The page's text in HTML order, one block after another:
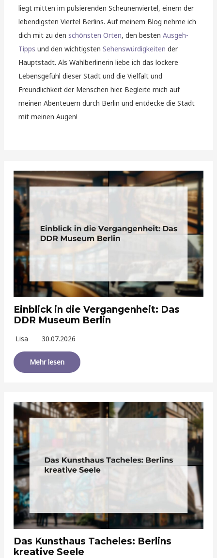
liegt mitten im pulsierenden Scheunenviertel, einem der
lebendigsten Viertel Berlins. Auf meinem Blog nehme ich
dich mit zu denschönsten Orten, den bestenAusgeh-
Tipps und den wichtigstenSehenswürdigkeiten der
Hauptstadt. Als Wahlberlinerin liebe ich das lockere
Lebensgefühl dieser Stadt und die Vielfalt und
Freundlichkeit der Menschen hier. Begleite mich auf
meinen Abenteuern durch Berlin und entdecke die Stadt
mit meinen Augen!
Einblick in die Vergangenheit: Das
DDR Museum Berlin
Lisa 30.07.2026
Mehr lesen
Das Kunsthaus Tacheles: Berlins
kreative Seele